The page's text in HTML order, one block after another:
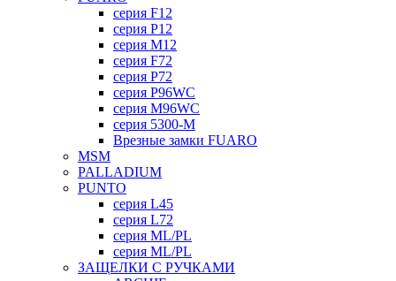
серия F12
серия P12
серия M12
серия F72
серия P72
серия P96WC
серия M96WC
серия 5300-M
Врезные замки FUARO
MSM
PALLADIUM
PUNTO
серия L45
серия L72
серия ML/PL
серия ML/PL
ЗАЩЕЛКИ С РУЧКАМИ